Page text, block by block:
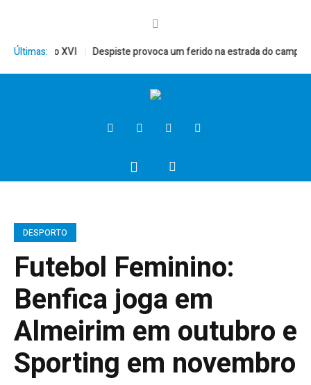
Últimas:
Bento XVI Despiste provoca um ferido na estrada do campo
DESPORTO
Futebol Feminino:
Benfica joga em
Almeirim em outubro e
Sporting em novembro